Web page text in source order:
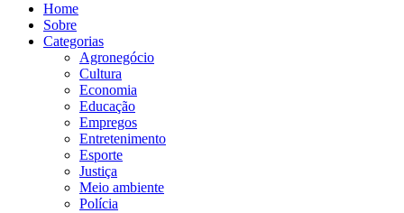
Home
Sobre
Categorias
Agronegócio
Cultura
Economia
Educação
Empregos
Entretenimento
Esporte
Justiça
Meio ambiente
Polícia